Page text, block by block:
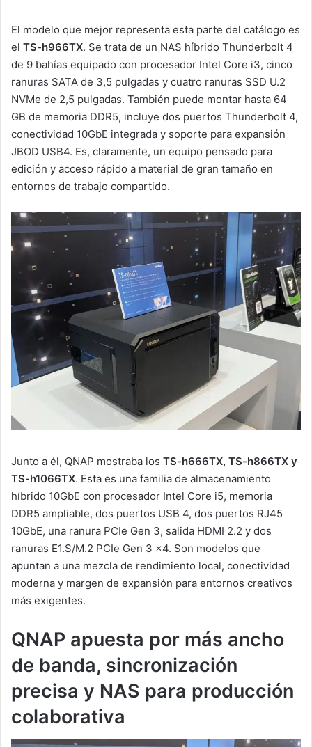
El modelo que mejor representa esta parte del catálogo es
el TS-h966TX. Se trata de un NAS híbrido Thunderbolt 4
de 9 bahías equipado con procesador Intel Core i3, cinco
ranuras SATA de 3,5 pulgadas y cuatro ranuras SSD U.2
NVMe de 2,5 pulgadas. También puede montar hasta 64
GB de memoria DDR5, incluye dos puertos Thunderbolt 4,
conectividad 10GbE integrada y soporte para expansión
JBOD USB4. Es, claramente, un equipo pensado para
edición y acceso rápido a material de gran tamaño en
entornos de trabajo compartido.
Junto a él, QNAP mostraba los TS-h666TX, TS-h866TX y
TS-h1066TX. Esta es una familia de almacenamiento
híbrido 10GbE con procesador Intel Core i5, memoria
DDR5 ampliable, dos puertos USB 4, dos puertos RJ45
10GbE, una ranura PCIe Gen 3, salida HDMI 2.2 y dos
ranuras E1.S/M.2 PCIe Gen 3 x4. Son modelos que
apuntan a una mezcla de rendimiento local, conectividad
moderna y margen de expansión para entornos creativos
más exigentes.
QNAP apuesta por más ancho
de banda, sincronización
precisa y NAS para producción
colaborativa